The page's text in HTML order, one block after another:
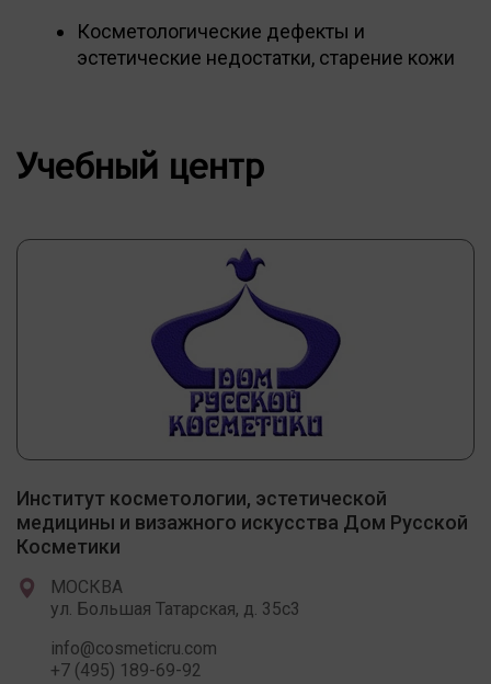
Косметологические дефекты и
эстетические недостатки, старение кожи
Учебный центр
Институт косметологии, эстетической
медицины и визажного искусства Дом Русской
Косметики
МОСКВА
ул. Большая Татарская, д. 35с3
info@cosmeticru.com
+7 (495) 189-69-92